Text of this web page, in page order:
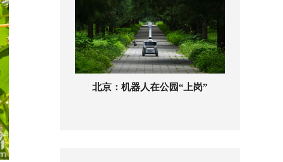
北京：机器人在公园“上岗”